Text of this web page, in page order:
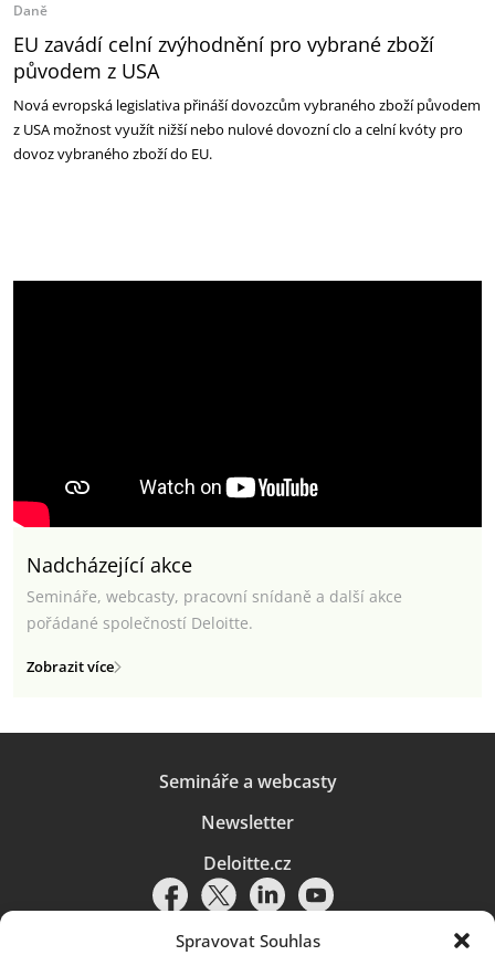
Spravovat Souhlas
Daně
EU zavádí celní zvýhodnění pro vybrané zboží
původem z USA
Nová evropská legislativa přináší dovozcům vybraného zboží původem
z USA možnost využít nižší nebo nulové dovozní clo a celní kvóty pro
dovoz vybraného zboží do EU.
Nadcházející akce
Semináře, webcasty, pracovní snídaně a další akce
pořádané společností Deloitte.
Zobrazit více
Semináře a webcasty
Newsletter
Deloitte.cz